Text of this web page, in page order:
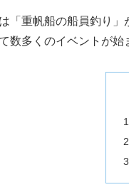
「重帆船の船員釣り」
数多くのイベントが始